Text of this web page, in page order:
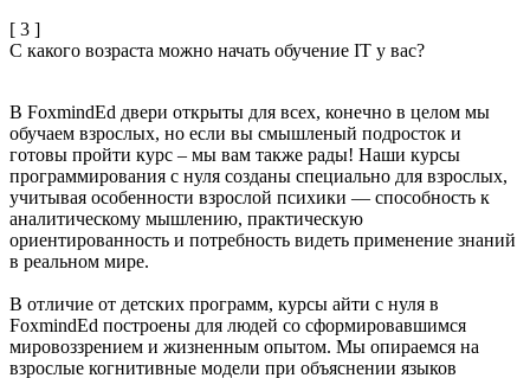
[ 3 ]
С какого возраста можно начать обучение IT у вас?
В FoxmindEd двери открыты для всех, конечно в целом мы
обучаем взрослых, но если вы смышленый подросток и
готовы пройти курс – мы вам также рады! Наши курсы
программирования с нуля созданы специально для взрослых,
учитывая особенности взрослой психики — способность к
аналитическому мышлению, практическую
ориентированность и потребность видеть применение знаний
в реальном мире.
В отличие от детских программ, курсы айти с нуля в
FoxmindEd построены для людей со сформировавшимся
мировоззрением и жизненным опытом. Мы опираемся на
взрослые когнитивные модели при объяснении языков